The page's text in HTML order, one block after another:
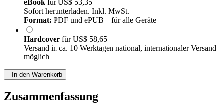
eBook fürUS$ 53,35
Sofort herunterladen. Inkl. MwSt.
Format: PDF und ePUB – für alle Geräte
Hardcover fürUS$ 58,65
Versand in ca. 10 Werktagen national, internationaler Versand
möglich
In den Warenkorb
Zusammenfassung